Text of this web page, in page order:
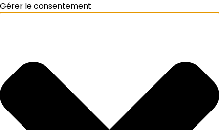
Gérer le consentement